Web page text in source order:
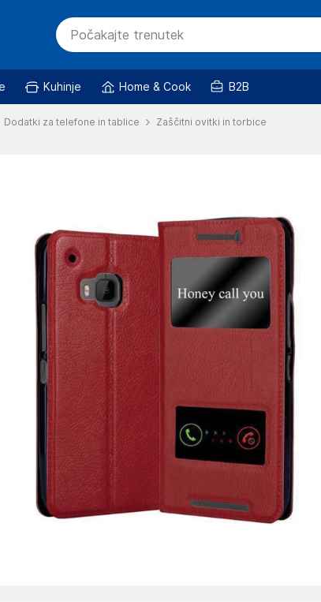
Kuhinje Home & Cook B2B
Dodatki za telefone in tablice Zaščitni ovitki in torbice